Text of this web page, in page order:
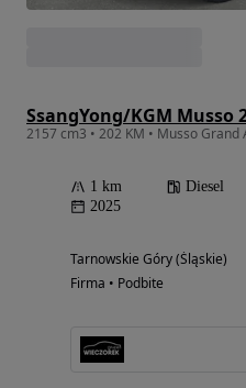
1 km Diesel
2025
Tarnowskie Góry (Śląskie)
Firma • Podbite